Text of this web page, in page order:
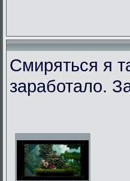
Смиряться я
заработало.